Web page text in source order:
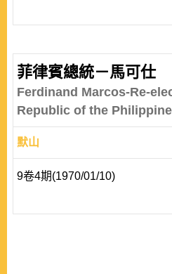
菲律賓總統－馬可仕
Ferdinand Marcos-Re-
Republic of the
默山
9卷4期(1970/01/10)